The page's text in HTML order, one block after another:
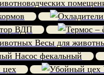
ВДП
Весы для
Насос фекальный